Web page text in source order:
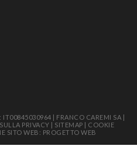
IT00845030964 | FRANCO CAREMI SA |
PRIVACY | SITEMAP | COOKIE
SITO WEB: PROGETTO WEB